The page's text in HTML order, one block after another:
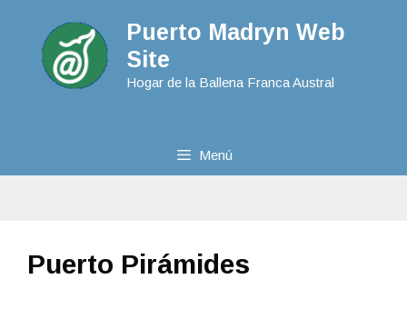
Puerto Madryn Web
Site
Hogar de la Ballena Franca Austral
Menú
Puerto Pirámides